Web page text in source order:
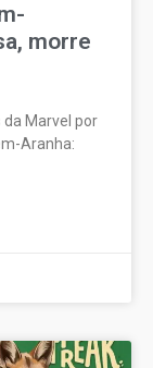
morre
Marvel por
Aranha: